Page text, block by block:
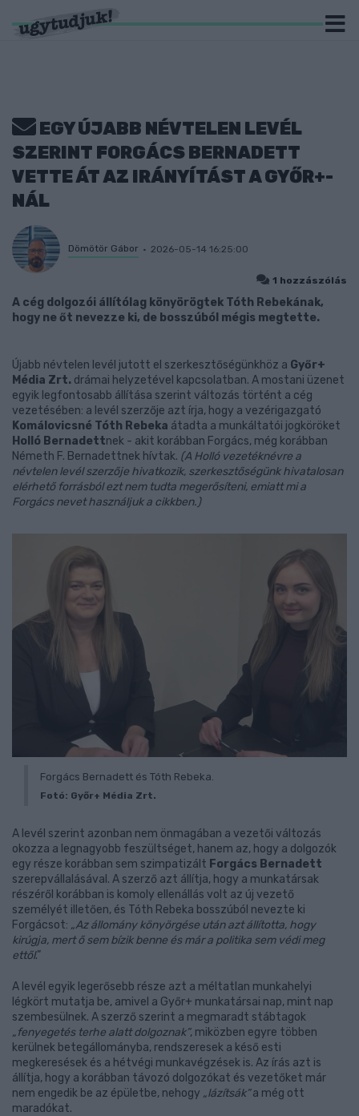
EGY ÚJABB NÉVTELEN LEVÉL
SZERINT FORGÁCS BERNADETT
VETTE ÁT AZ IRÁNYÍTÁST A GYŐR+-
NÁL
Dömötör Gábor 2026-05-14 16:25:00
1 hozzászólás
A cég dolgozói állítólag könyörögtek Tóth Rebekának,
hogy ne őt nevezze ki, de bosszúból mégis megtette.
Újabb névtelen levél jutott el szerkesztőségünkhöz a Győr+
Média Zrt. drámai helyzetével kapcsolatban. A mostani üzenet
egyik legfontosabb állítása szerint változás történt a cég
vezetésében: a levél szerzője azt írja, hogy a vezérigazgató
Komálovicsné Tóth Rebeka átadta a munkáltatói jogköröket
Holló Bernadettnek - akit korábban Forgács, még korábban
Németh F. Bernadettnek hívtak. (A Holló vezetéknévre a
névtelen levél szerzője hivatkozik, szerkesztőségünk hivatalosan
elérhető forrásból ezt nem tudta megerősíteni, emiatt mi a
Forgács nevet használjuk a cikkben.)
Forgács Bernadett és Tóth Rebeka.
Fotó: Győr+ Média Zrt.
A levél szerint azonban nem önmagában a vezetői változás
okozza a legnagyobb feszültséget, hanem az, hogy a dolgozók
egy része korábban sem szimpatizált Forgács Bernadett
szerepvállalásával. A szerző azt állítja, hogy a munkatársak
részéről korábban is komoly ellenállás volt az új vezető
személyét illetően, és Tóth Rebeka bosszúból nevezte ki
Forgácsot: „Az állomány könyörgése után azt állította, hogy
kirúgja, mert ő sem bízik benne és már a politika sem védi meg
ettől.”
A levél egyik legerősebb része azt a méltatlan munkahelyi
légkört mutatja be, amivel a Győr+ munkatársai nap, mint nap
szembesülnek. A szerző szerint a megmaradt stábtagok
„fenyegetés terhe alatt dolgoznak”, miközben egyre többen
kerülnek betegállományba, rendszeresek a késő esti
megkeresések és a hétvégi munkavégzések is. Az írás azt is
állítja, hogy a korábban távozó dolgozókat és vezetőket már
nem engedik be az épületbe, nehogy „lázítsák”a még ott
maradókat.